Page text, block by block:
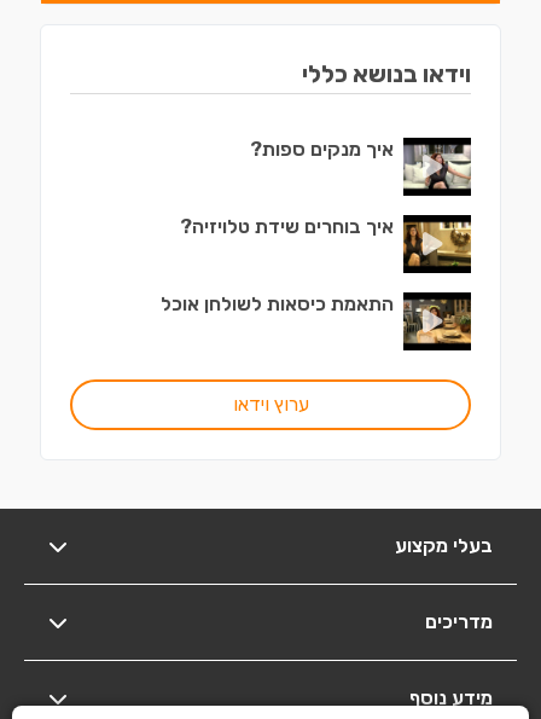
וידאו בנושא כללי
איך מנקים ספות?
איך בוחרים שידת טלויזיה?
התאמת כיסאות לשולחן אוכל
ערוץ וידאו
בעלי מקצוע
מדריכים
מידע נוסף